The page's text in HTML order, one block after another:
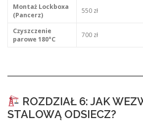
Montaż Lockboxa
(Pancerz)
550 zł
Czyszczenie
parowe 180°C
700 zł
ROZDZIAŁ 6: JAK
STALOWĄ ODSIECZ?